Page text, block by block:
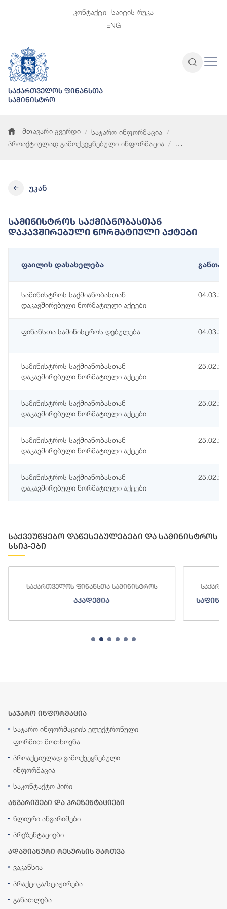
კონტაქტი
საიტის რუკა
ENG
საქართველოს ფინანსთა
სამინისტრო
მთავარი გვერდი
საჯარო ინფორმაცია
პროაქტიულად გამოქვეყნებული ინფორმაცია
უკან
Სამინისტროს Საქმიანობასთან
Დაკავშირებული Ნორმატიული Აქტები
ფაილის დასახელება
სამინისტროს საქმიანობასთან
დაკავშირებული ნორმატიული აქტები
ფინანსთა სამინისტროს დებულება
სამინისტროს საქმიანობასთან
დაკავშირებული ნორმატიული აქტები
სამინისტროს საქმიანობასთან
დაკავშირებული ნორმატიული აქტები
სამინისტროს საქმიანობასთან
დაკავშირებული ნორმატიული აქტები
სამინისტროს საქმიანობასთან
დაკავშირებული ნორმატიული აქტები
საქვეუწყებო დაწესებულებები და სამინისტროს
სსიპ-ები
საქართველოს ფინანსთა სამინისტროს
აკადემია
საჯარო ინფორმაცია
საჯარო ინფორმაციის ელექტრონული
ფორმით მოთხოვნა
პროაქტიულად გამოქვეყნებული
ინფორმაცია
საკონტაქტო პირი
ანგარიშები და პრეზენტაციები
წლიური ანგარიშები
პრეზენტაციები
ადამიანური რესურსის მართვა
ვაკანსია
პრაქტიკა/სტაჟირება
განათლება